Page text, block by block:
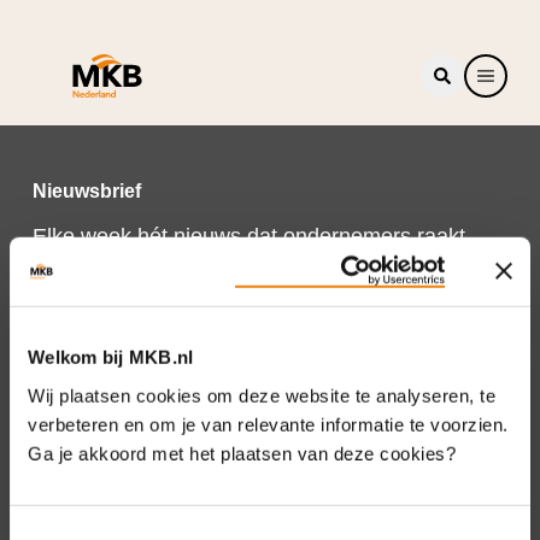
Welkom bij MKB.nl
Wij plaatsen cookies om deze website te analyseren, te
verbeteren en om je van relevante informatie te voorzien.
Ga je akkoord met het plaatsen van deze cookies?
Nieuwsbrief
Elke week hét nieuws dat ondernemers raakt.
Schrijf je nu in voor de MKB-Nederland
nieuwsbrief.
Schrijf je in
Direct naar
Over ons